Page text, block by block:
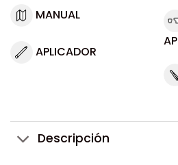
MANUAL
APLICADOR
Descripción